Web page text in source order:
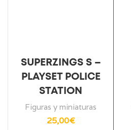
SUPERZINGS S –
PLAYSET POLICE
STATION
Figuras y miniaturas
25,00€